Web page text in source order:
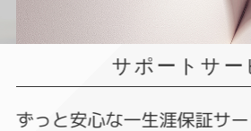
サポートサー
ずっと安心な一生涯保証サ